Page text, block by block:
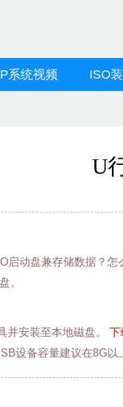
系统视频 ISO
U
启动盘兼存储数据？
。
并安装至本地磁盘。 下
设备容量建议在8G以